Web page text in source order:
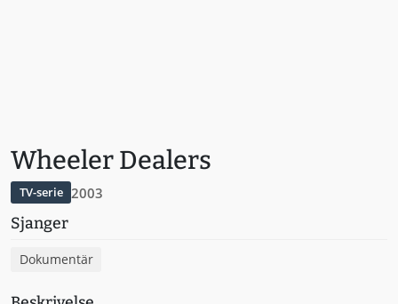
Wheeler Dealers
TV-serie 2003
Sjanger
Dokumentär